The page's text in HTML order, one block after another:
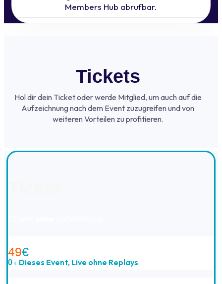
Members Hub abrufbar.
Tickets
Hol dir dein Ticket oder werde Mitglied, um auch auf die
Aufzeichnung nach dem Event zuzugreifen und von
weiteren Vorteilen zu profitieren.
49€
0 € Dieses Event, Live ohne Replays